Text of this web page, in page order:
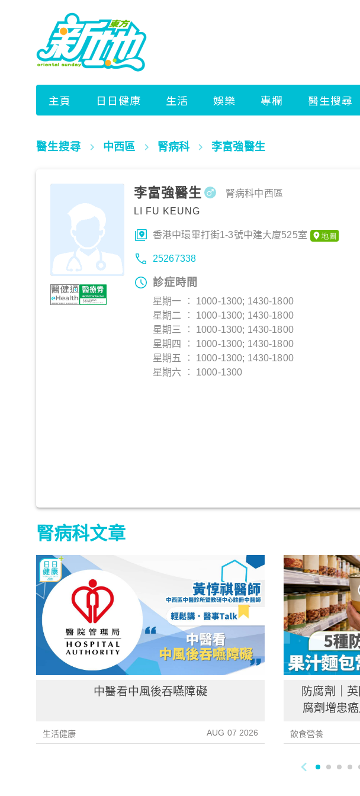
醫生搜尋 中西區 腎病科 李富強醫生
李富強醫生
LI FU KEUNG
腎病科中西區
香港中環畢打街1-3號中建大廈525室
25267338
診症時間
星期一 ︰ 1000-1300; 1430-1800
星期二 ︰ 1000-1300; 1430-1800
星期三 ︰ 1000-1300; 1430-1800
星期四 ︰ 1000-1300; 1430-1800
星期五 ︰ 1000-1300; 1430-1800
星期六 ︰ 1000-1300
腎病科文章
中醫看中風後吞嚥障礙
生活健康 AUG 07 2026
防腐劑｜
腐劑增患
飲食營養